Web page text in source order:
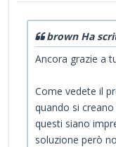
brown Ha
Ancora grazie a
Come vedete il
quando si
questi siano
soluzione però